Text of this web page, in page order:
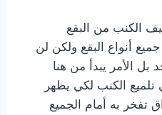
الكنب من البقع
أنواع البقع ولكن لن
بل الأمر يبدأ من هنا
الكنب لكي يظهر
تفخر به أمام الجميع